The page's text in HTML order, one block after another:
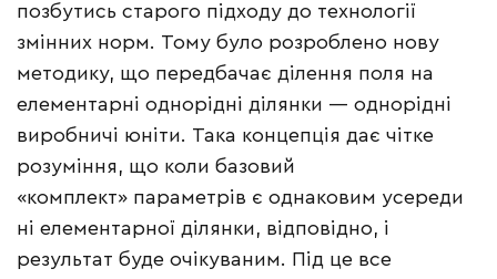
позбутись старого підходу до технології
змінних норм. Тому було розроблено нову
методику, що передбачає ділення поля на
елементарні однорідні ділянки — однорідні
виробничі юніти. Така концепція дає чітке
розуміння, що коли базовий
«комплект» параметрів є однаковим усереди
ні елементарної ділянки, відповідно, і
результат буде очікуваним. Під це все